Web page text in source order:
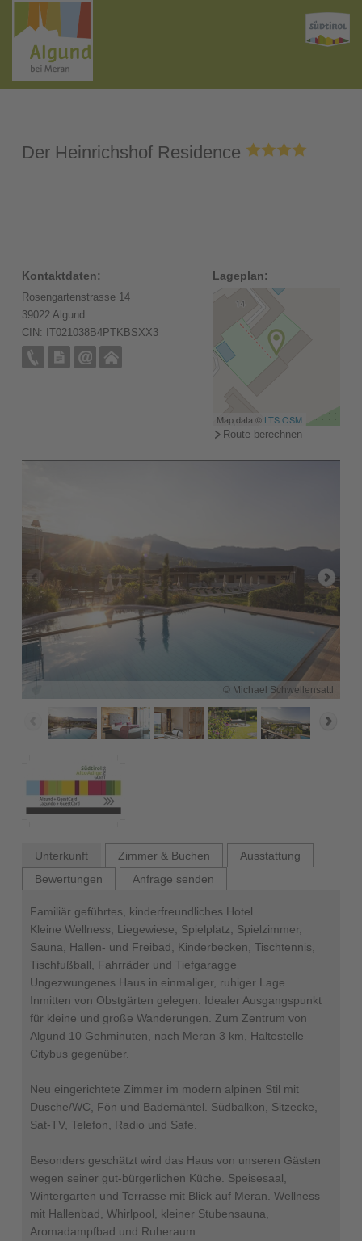
Der Heinrichshof Residence
Kontaktdaten:
Rosengartenstrasse 14
39022 Algund
CIN: IT021038B4PTKBSXX3
Lageplan:
Map data © LTS OSM
Route berechnen
© Michael Schwellensattl
Unterkunft Zimmer & Buchen
Ausstattung
Bewertungen
Anfrage senden
Familiär geführtes, kinderfreundliches Hotel.
Kleine Wellness, Liegewiese, Spielplatz, Spielzimmer,
Sauna, Hallen- und Freibad, Kinderbecken, Tischtennis,
Tischfußball, Fahrräder und Tiefgaragge
Ungezwungenes Haus in einmaliger, ruhiger Lage.
Inmitten von Obstgärten gelegen. Idealer Ausgangspunkt
für kleine und große Wanderungen. Zum Zentrum von
Algund 10 Gehminuten, nach Meran 3 km, Haltestelle
Citybus gegenüber.
Neu eingerichtete Zimmer im modern alpinen Stil mit
Dusche/WC, Fön und Bademäntel. Südbalkon, Sitzecke,
Sat-TV, Telefon, Radio und Safe.
Besonders geschätzt wird das Haus von unseren Gästen
wegen seiner gut-bürgerlichen Küche. Speisesaal,
Wintergarten und Terrasse mit Blick auf Meran. Wellness
mit Hallenbad, Whirlpool, kleiner Stubensauna,
Aromadampfbad und Ruheraum.